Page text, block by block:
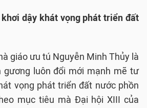
dậy khát vọng phát triển đất
giáo ưu tú Nguyễn Minh Thủy là
gương luôn đổi mới mạnh mẽ tư
vọng phát triển đất nước phồn
mục tiêu mà Đại hội XIII của